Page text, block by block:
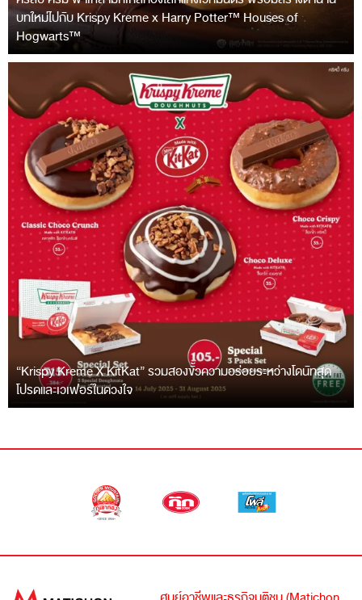
บทใหม่ไปกับ Krispy Kreme x Harry Potter™ Houses of
Hogwarts™
“Krispy Kreme X KitKat” รวมสองขั้วความอร่อยระหว่างโดนัทสุด
โปรดและเวเฟอร์ในดวงใจ